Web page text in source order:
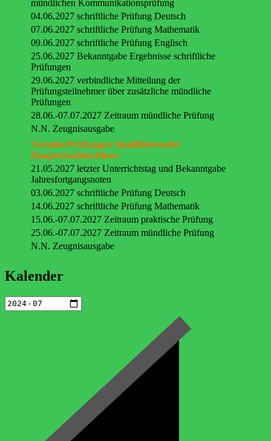
mündlichen Kommunikationsprüfung
04.06.2027 schriftliche Prüfung Deutsch
07.06.2027 schriftliche Prüfung Mathematik
09.06.2027 schriftliche Prüfung Englisch
25.06.2027 Bekanntgabe Ergebnisse schriftliche
Prüfungen
29.06.2027 verbindliche Mitteilung der
Prüfungsteilnehmer über zusätzliche mündliche
Prüfungen
28.06.-07.07.2027 Zeitraum mündliche Prüfung
N.N. Zeugnisausgabe
Termine/Prüfungen Qualifizierender
Hauptschulabschluss:
21.05.2027 letzter Unterrichtstag und Bekanntgabe
Jahresfortgangsnoten
03.06.2027 schriftliche Prüfung Deutsch
14.06.2027 schriftliche Prüfung Mathematik
15.06.-07.07.2027 Zeitraum praktische Prüfung
25.06.-07.07.2027 Zeitraum mündliche Prüfung
N.N. Zeugnisausgabe
Kalender